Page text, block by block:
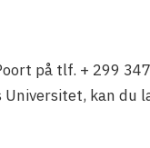
på tlf. + 299
Universitet, kan du